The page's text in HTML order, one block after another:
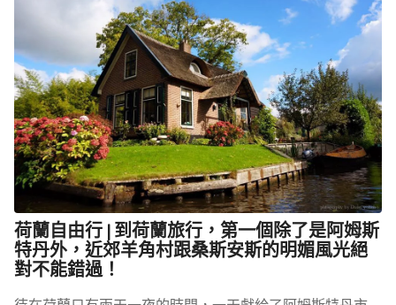
荷蘭自由行 | 到荷蘭旅行，第一個除了是阿姆斯
特丹外，近郊羊角村跟桑斯安斯的明媚風光絕
對不能錯過！